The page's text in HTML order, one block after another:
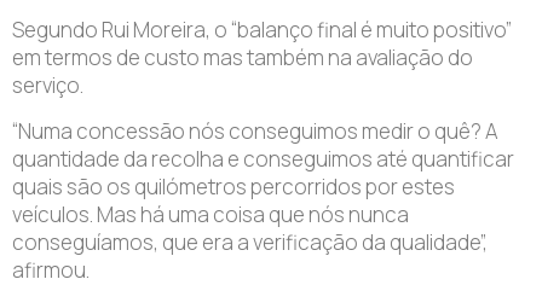
Segundo Rui Moreira, o “balanço final é muito positivo”
em termos de custo mas também na avaliação do
serviço.
“Numa concessão nós conseguimos medir o quê? A
quantidade da recolha e conseguimos até quantificar
quais são os quilómetros percorridos por estes
veículos. Mas há uma coisa que nós nunca
conseguíamos, que era a verificação da qualidade”,
afirmou.